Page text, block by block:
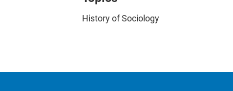
History of Sociology